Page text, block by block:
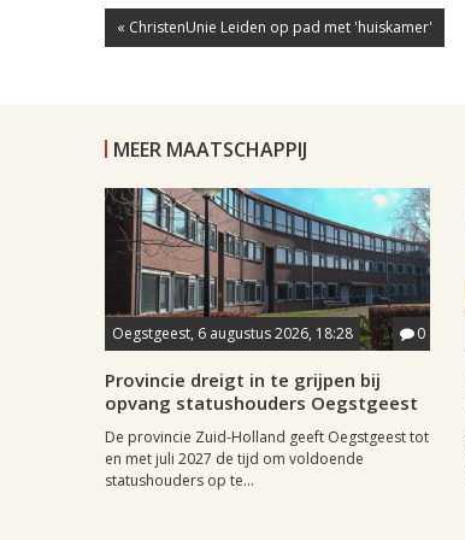
« ChristenUnie Leiden op pad met 'huiskamer'
MEER MAATSCHAPPIJ
Oegstgeest, 6 augustus 2026, 18:28 0
Provincie dreigt in te grijpen bij
opvang statushouders Oegstgeest
De provincie Zuid-Holland geeft Oegstgeest tot
en met juli 2027 de tijd om voldoende
statushouders op te...